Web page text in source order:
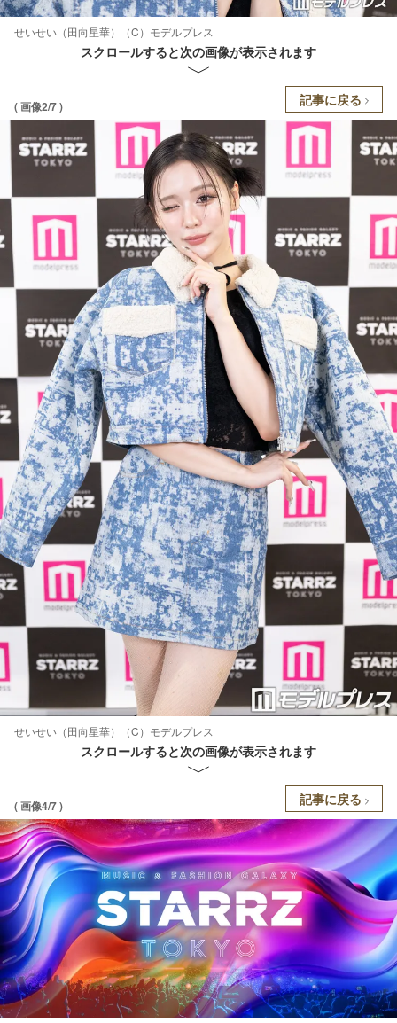
せいせい（田向星華）（C）モデルプレス
スクロールすると次の画像が表示されます
( 画像2/7 ) 記事に戻る
せいせい（田向星華）（C）モデルプレス
スクロールすると次の画像が表示されます
( 画像4/7 ) 記事に戻る